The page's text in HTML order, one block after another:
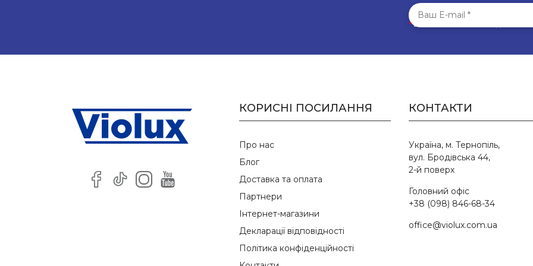
*Всі поля обов’язкові для
КОРИСНІ ПОСИЛАННЯ
Про нас
Блог
Доставка та оплата
Партнери
Інтернет-магазини
Декларації відповідності
Політика конфіденційності
КОНТАКТИ
Україна, м. Тернопіль,
вул. Бродівська 44,
2-й поверх
Головний офіс
+38 (098) 846-68-34
office@violux.com.ua